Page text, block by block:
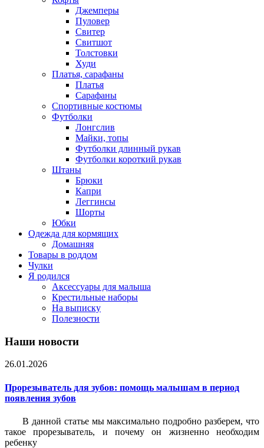
Джемперы
Пуловер
Свитер
Свитшот
Толстовки
Худи
Платья, сарафаны
Платья
Сарафаны
Спортивные костюмы
Футболки
Лонгслив
Майки, топы
Футболки длинный рукав
Футболки короткий рукав
Штаны
Брюки
Капри
Леггинсы
Шорты
Юбки
Одежда для кормящих
Домашняя
Товары в роддом
Чулки
Я родился
Аксессуары для малыша
Крестильные наборы
На выписку
Полезности
Наши новости
26.01.2026
Прорезыватель для зубов: помощь малышам в период
появления зубов
В данной статье мы максимально подробно разберем, что
такое прорезыватель, и почему он жизненно необходим
ребенку